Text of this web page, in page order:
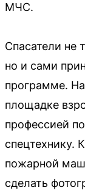
МЧС.
Спасатели не
но и сами
программе.
площадке
профессией
спецтехнику.
пожарной
сделать